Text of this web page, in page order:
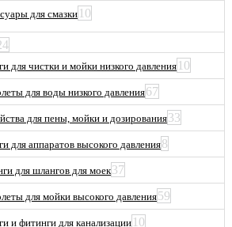
для смазки 10
для чистки и мойки низкого давления 10
для воды низкого давления67
для пены, мойки и дозирования33
для аппаратов высокого давления8
для шлангов для моек37
для мойки высокого давления59
и фитинги для канализации 10